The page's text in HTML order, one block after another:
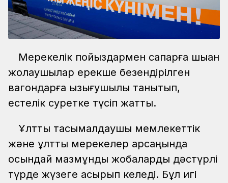
Мерекелік пойыздармен сапарға шыққан
жолаушылар ерекше безендірілген
вагондарға қызығушылық танытып,
естелік суретке түсіп жатты.
Ұлттық тасымалдаушы мемлекеттік
және ұлттық мерекелер қарсаңында
осындай мазмұнды жобаларды дәстүрлі
түрде жүзеге асырып келеді. Бұл игі